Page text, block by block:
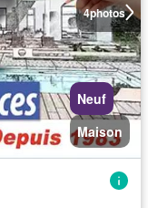
4photos
Neuf
Maison